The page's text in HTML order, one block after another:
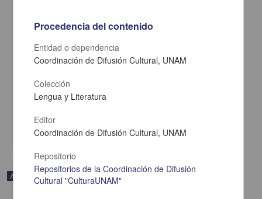
En voz de Manuel Rivas
Rivas, Manuel - Coordinación de Difusión Cultural, UNAM
2023-05-11
Audio
Procedencia del contenido
Entidad o dependencia
Coordinación de Difusión Cultural, UNAM
Colección
Lengua y Literatura
Editor
Coordinación de Difusión Cultural, UNAM
Repositorio
Repositorios de la Coordinación de Difusión
Cultural "CulturaUNAM"